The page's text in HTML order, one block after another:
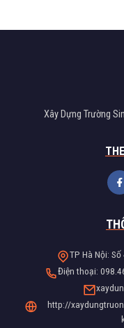
Xây Dựng Trường
TP Hà Nội:
Điện thoại:
http://